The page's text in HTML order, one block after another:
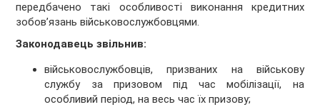
передбачено такі особливості виконання кредитних
зобов’язань військовослужбовцями.
Законодавець звільнив:
військовослужбовців, призваних на військову
службу за призовом під час мобілізації, на
особливий період, на весь час їх призову;